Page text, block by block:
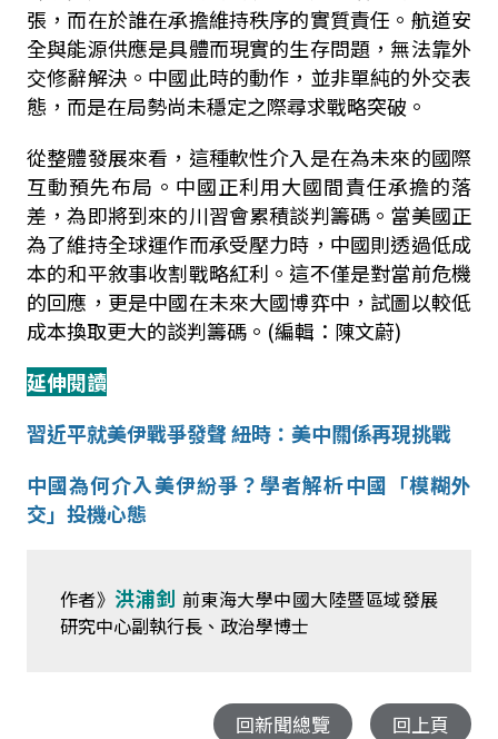
張，而在於誰在承擔維持秩序的實質責任。航道安
全與能源供應是具體而現實的生存問題，無法靠外
交修辭解決。中國此時的動作，並非單純的外交表
態，而是在局勢尚未穩定之際尋求戰略突破。
從整體發展來看，這種軟性介入是在為未來的國際
互動預先布局。中國正利用大國間責任承擔的落
差，為即將到來的川習會累積談判籌碼。當美國正
為了維持全球運作而承受壓力時，中國則透過低成
本的和平敘事收割戰略紅利。這不僅是對當前危機
的回應，更是中國在未來大國博弈中，試圖以較低
成本換取更大的談判籌碼。(編輯：陳文蔚)
延伸閱讀
習近平就美伊戰爭發聲紐時：美中關係再現挑戰
中國為何介入美伊紛爭？學者解析中國「模糊外
交」投機心態
作者》洪浦釗 前東海大學中國大陸暨區域發展
研究中心副執行長、政治學博士
回新聞總覽 回上頁